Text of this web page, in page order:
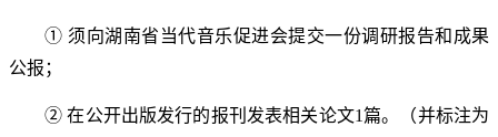
① 须向湖南省 当代音乐促进会提交一份调研报告和成果
公报 ；
② 在公开出版发行的报刊发表相关论文1篇。 （并标注为